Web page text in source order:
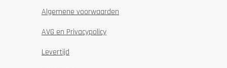
Algemene voorwaarden
AVG en Privacypolicy
Levertijd